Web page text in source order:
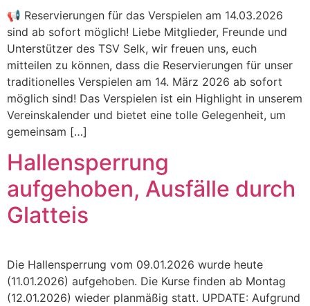
📢 Reservierungen für das Verspielen am 14.03.2026
sind ab sofort möglich! Liebe Mitglieder, Freunde und
Unterstützer des TSV Selk, wir freuen uns, euch
mitteilen zu können, dass die Reservierungen für unser
traditionelles Verspielen am 14. März 2026 ab sofort
möglich sind! Das Verspielen ist ein Highlight in unserem
Vereinskalender und bietet eine tolle Gelegenheit, um
gemeinsam […]
Hallensperrung
aufgehoben, Ausfälle durch
Glatteis
Die Hallensperrung vom 09.01.2026 wurde heute
(11.01.2026) aufgehoben. Die Kurse finden ab Montag
(12.01.2026) wieder planmäßig statt. UPDATE: Aufgrund